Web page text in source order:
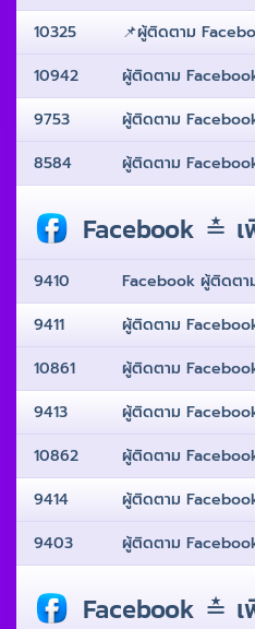
10325
📌ผู้ติดตาม
10942
ผู้ติดตาม
9753
ผู้ติดตาม
8584
ผู้ติดตาม
Facebook ≛
9410
Facebook ผู้ติดตา
9411
ผู้ติดตาม
10861
ผู้ติดตาม
9413
ผู้ติดตาม
10862
ผู้ติดตาม
9414
ผู้ติดตาม
9403
ผู้ติดตาม
Facebook ≛